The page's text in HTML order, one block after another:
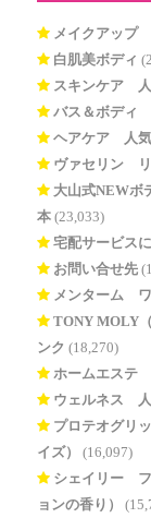
メイクアップ
白肌美ボディ
スキンケア
バス＆ボディ
ヘアケア 人気
ヴァセリン
大山式NEWボ
本 (23,033)
宅配サービス
お問い合せ先
メンターム
TONY MOLY
ンク (18,270)
ホームエステ
ウェルネス
プロテオグリ
イズ）
(16,097)
シェイリー
ョンの香り）